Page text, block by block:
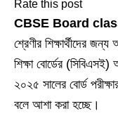
Rate this post
CBSE Board
শ্রেণীর শিক্ষার্থীদের
শিক্ষা বোর্ডের
২০২৫ সালের বোর্ড
বলে আশা করা হচ্ছে।